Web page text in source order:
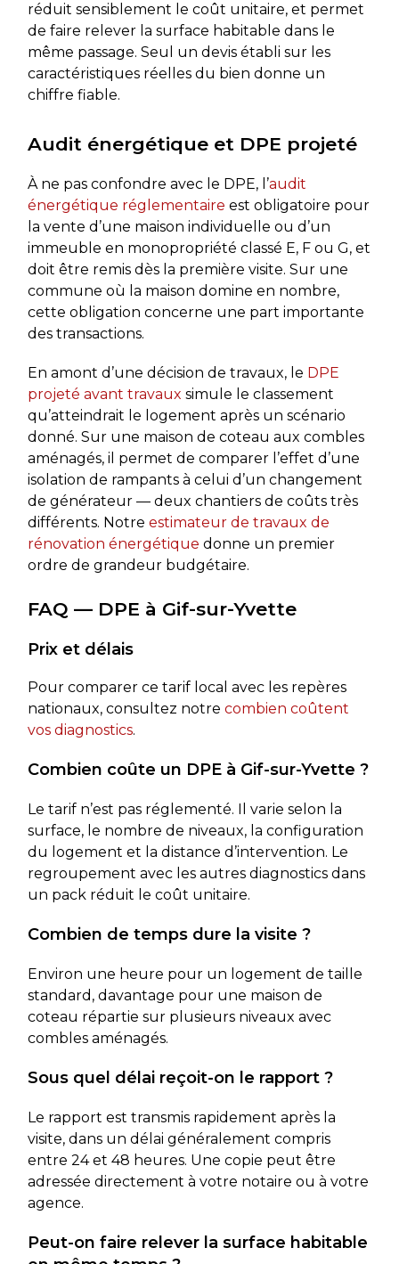
réduit sensiblement le coût unitaire, et permet
de faire relever la surface habitable dans le
même passage. Seul un devis établi sur les
caractéristiques réelles du bien donne un
chiffre fiable.
Audit énergétique et DPE projeté
À ne pas confondre avec le DPE, l’audit
énergétique réglementaire est obligatoire pour
la vente d’une maison individuelle ou d’un
immeuble en monopropriété classé E, F ou G, et
doit être remis dès la première visite. Sur une
commune où la maison domine en nombre,
cette obligation concerne une part importante
des transactions.
En amont d’une décision de travaux, le DPE
projeté avant travaux simule le classement
qu’atteindrait le logement après un scénario
donné. Sur une maison de coteau aux combles
aménagés, il permet de comparer l’effet d’une
isolation de rampants à celui d’un changement
de générateur — deux chantiers de coûts très
différents. Notre estimateur de travaux de
rénovation énergétique donne un premier
ordre de grandeur budgétaire.
FAQ — DPE à Gif-sur-Yvette
Prix et délais
Pour comparer ce tarif local avec les repères
nationaux, consultez notre combien coûtent
vos diagnostics.
Combien coûte un DPE à Gif-sur-Yvette ?
Le tarif n’est pas réglementé. Il varie selon la
surface, le nombre de niveaux, la configuration
du logement et la distance d’intervention. Le
regroupement avec les autres diagnostics dans
un pack réduit le coût unitaire.
Combien de temps dure la visite ?
Environ une heure pour un logement de taille
standard, davantage pour une maison de
coteau répartie sur plusieurs niveaux avec
combles aménagés.
Sous quel délai reçoit-on le rapport ?
Le rapport est transmis rapidement après la
visite, dans un délai généralement compris
entre 24 et 48 heures. Une copie peut être
adressée directement à votre notaire ou à votre
agence.
Peut-on faire relever la surface habitable